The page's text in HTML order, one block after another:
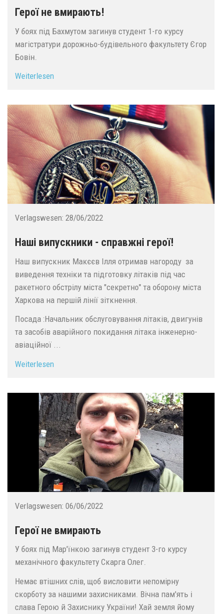
Герої не вмирають!
У боях під Бахмутом загинув студент 1-го курсу
магістратури дорожньо-будівельного факультету Єгор
Бовін.
Weiterlesen
Verlagswesen: 28/06/2022
Наші випускники - справжні герої!
Наш випускник Макєєв Ілля отримав нагороду за
виведення техніки та підготовку літаків під час
ракетного обстрілу міста "секретно" та оборону міста
Харкова на першій лінії зіткнення.
Посада :Начальник обслуговування літаків, двигунів
та засобів аварійного покидання літака інженерно-
авіаційної ...
Weiterlesen
Verlagswesen: 06/06/2022
Герої не вмирають
У боях під Мар'їнкою загинув студент 3-го курсу
механічного факультету Скарга Олег.
Немає втішних слів, щоб висловити непомірну
скорботу за нашими захисниками. Вічна пам'ять і
слава Герою й Захиснику України! Хай земля йому